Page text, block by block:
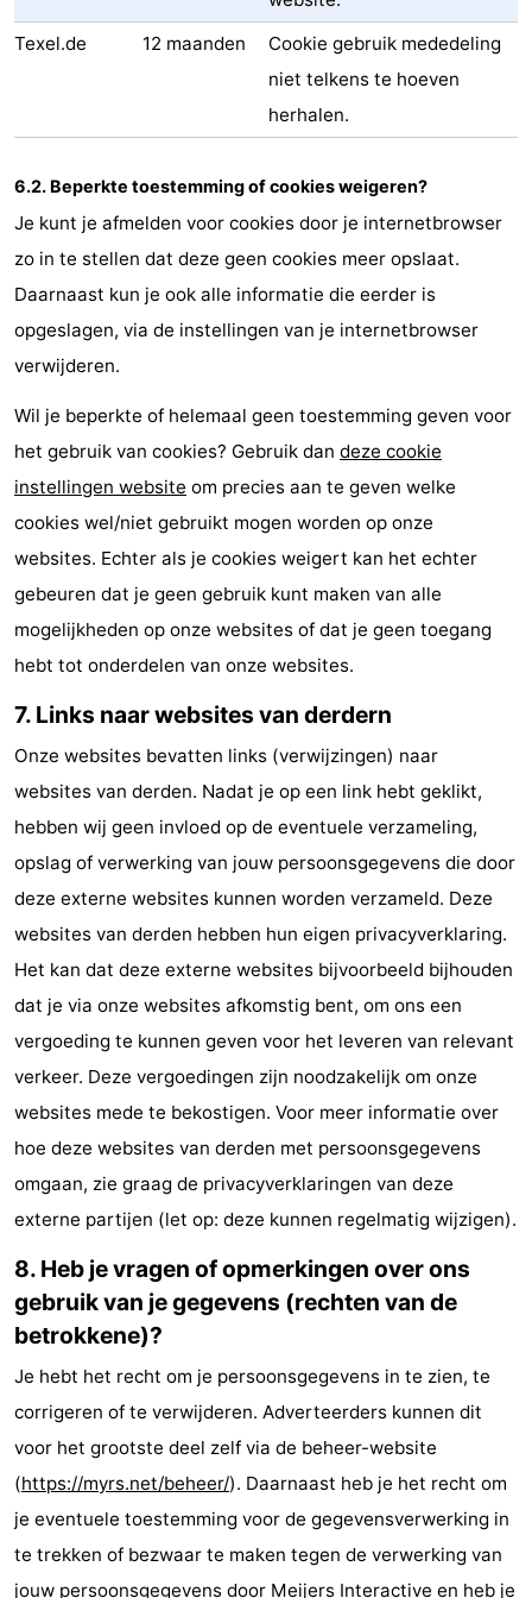
Texel.de
12 maanden
Cookie gebruik mededeling
niet telkens te hoeven
herhalen.
6.2. Beperkte toestemming of cookies weigeren?
Je kunt je afmelden voor cookies door je internetbrowser
zo in te stellen dat deze geen cookies meer opslaat.
Daarnaast kun je ook alle informatie die eerder is
opgeslagen, via de instellingen van je internetbrowser
verwijderen.
Wil je beperkte of helemaal geen toestemming geven voor
het gebruik van cookies? Gebruik dan deze cookie
instellingen website om precies aan te geven welke
cookies wel/niet gebruikt mogen worden op onze
websites. Echter als je cookies weigert kan het echter
gebeuren dat je geen gebruik kunt maken van alle
mogelijkheden op onze websites of dat je geen toegang
hebt tot onderdelen van onze websites.
7. Links naar websites van derdern
Onze websites bevatten links (verwijzingen) naar
websites van derden. Nadat je op een link hebt geklikt,
hebben wij geen invloed op de eventuele verzameling,
opslag of verwerking van jouw persoonsgegevens die door
deze externe websites kunnen worden verzameld. Deze
websites van derden hebben hun eigen privacyverklaring.
Het kan dat deze externe websites bijvoorbeeld bijhouden
dat je via onze websites afkomstig bent, om ons een
vergoeding te kunnen geven voor het leveren van relevant
verkeer. Deze vergoedingen zijn noodzakelijk om onze
websites mede te bekostigen. Voor meer informatie over
hoe deze websites van derden met persoonsgegevens
omgaan, zie graag de privacyverklaringen van deze
externe partijen (let op: deze kunnen regelmatig wijzigen).
8. Heb je vragen of opmerkingen over ons
gebruik van je gegevens (rechten van de
betrokkene)?
Je hebt het recht om je persoonsgegevens in te zien, te
corrigeren of te verwijderen. Adverteerders kunnen dit
voor het grootste deel zelf via de beheer-website
(https://myrs.net/beheer/). Daarnaast heb je het recht om
je eventuele toestemming voor de gegevensverwerking in
te trekken of bezwaar te maken tegen de verwerking van
jouw persoonsgegevens door Meijers Interactive en heb je